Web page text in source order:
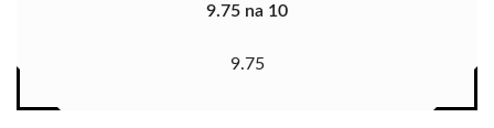
9.75 na 10
9.75